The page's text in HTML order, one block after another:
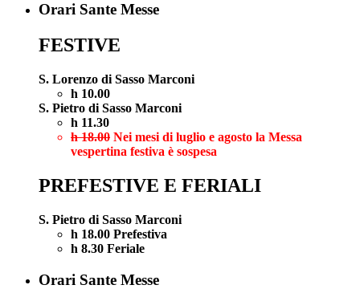
Orari Sante Messe
FESTIVE
S. Lorenzo di Sasso Marconi
h 10.00
S. Pietro di Sasso Marconi
h 11.30
h 18.00 Nei mesi di luglio e agosto la Messa
vespertina festiva è sospesa
PREFESTIVE E FERIALI
S. Pietro di Sasso Marconi
h 18.00 Prefestiva
h 8.30 Feriale
Orari Sante Messe